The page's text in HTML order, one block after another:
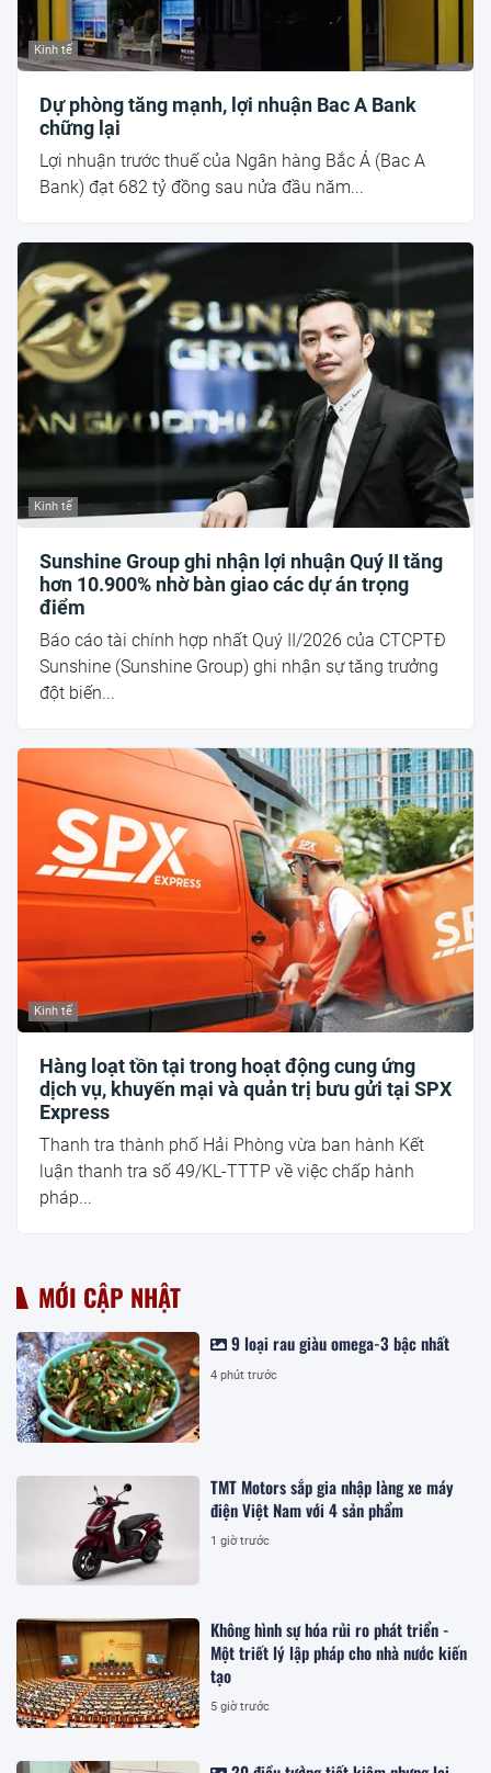
Kinh tế
Dự phòng tăng mạnh, lợi nhuận Bac A Bank
chững lại
Lợi nhuận trước thuế của Ngân hàng Bắc Á (Bac A
Bank) đạt 682 tỷ đồng sau nửa đầu năm...
Kinh tế
Sunshine Group ghi nhận lợi nhuận Quý II tăng
hơn 10.900% nhờ bàn giao các dự án trọng
điểm
Báo cáo tài chính hợp nhất Quý II/2026 của CTCPTĐ
Sunshine (Sunshine Group) ghi nhận sự tăng trưởng
đột biến...
Kinh tế
Hàng loạt tồn tại trong hoạt động cung ứng
dịch vụ, khuyến mại và quản trị bưu gửi tại SPX
Express
Thanh tra thành phố Hải Phòng vừa ban hành Kết
luận thanh tra số 49/KL-TTTP về việc chấp hành
pháp...
MỚI CẬP NHẬT
9 loại rau giàu omega-3 bậc nhất
4 phút trước
TMT Motors sắp gia nhập làng xe máy
điện Việt Nam với 4 sản phẩm
1 giờ trước
Không hình sự hóa rủi ro phát triển -
Một triết lý lập pháp cho nhà nước kiến
tạo
5 giờ trước